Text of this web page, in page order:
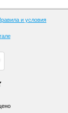
и условия